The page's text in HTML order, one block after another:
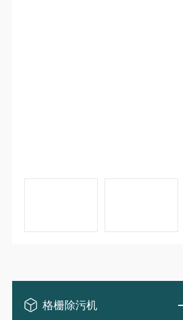
格栅除污机